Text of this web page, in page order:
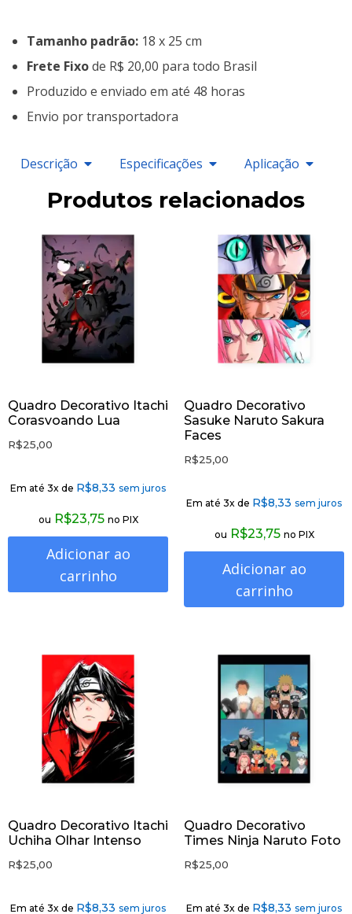
Tamanho padrão: 18 x 25 cm
Frete Fixode R$ 20,00 para todo Brasil
Produzido e enviado em até 48 horas
Envio por transportadora
Descrição Especificações Aplicação
Produtos relacionados
Quadro Decorativo Itachi
Corasvoando Lua
R$25,00
Em até 3x de R$8,33 sem juros
ou R$23,75 no PIX
Adicionar ao
carrinho
Quadro Decorativo
Sasuke Naruto Sakura
Faces
R$25,00
Em até 3x de R$8,33 sem juros
ou R$23,75 no PIX
Adicionar ao
carrinho
Quadro Decorativo Itachi
Uchiha Olhar Intenso
R$25,00
Em até 3x de R$8,33 sem juros
Quadro Decorativo
Times Ninja Naruto Foto
R$25,00
Em até 3x de R$8,33 sem juros